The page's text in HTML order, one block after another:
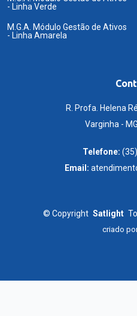
- Linha Verde
M.G.A. Módulo Gestão de Ativos
- Linha Amarela
R. Profa. Helena
Varginha -
Telefone:
Email:
© Copyright Satlight
criado